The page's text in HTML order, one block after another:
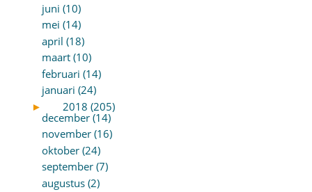
juni (10)
mei (14)
april (18)
maart (10)
februari (14)
januari (24)
►
2018 (205)
december (14)
november (16)
oktober (24)
september (7)
augustus (2)